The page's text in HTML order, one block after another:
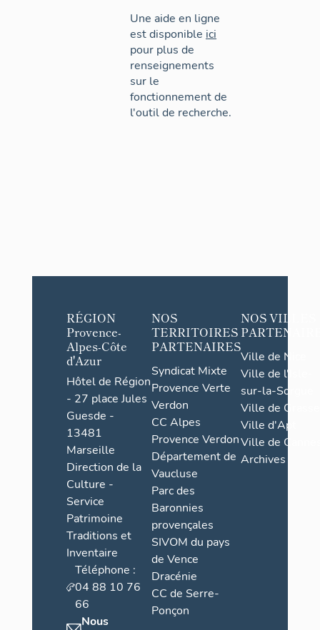
Une aide en ligne
est disponible ici
pour plus de
renseignements
sur le
fonctionnement de
l'outil de recherche.
RÉGION
Provence-
Alpes-Côte
d'Azur
Hôtel de Région
- 27 place Jules
Guesde -
13481
Marseille
Direction de la
Culture -
Service
Patrimoine
Traditions et
Inventaire
Téléphone :
04 88 10 76
66
Nous
NOS
TERRITOIRES
PARTENAIRES
Syndicat Mixte
Provence Verte
Verdon
CC Alpes
Provence Verdon
Département de
Vaucluse
Parc des
Baronnies
provençales
SIVOM du pays
de Vence
Dracénie
CC de Serre-
Ponçon
NOS VILLES
Ville de Nice
Ville de l'Isle-
sur-la-Sorgue
Ville de Grasse
Ville d'Apt
Ville de
Archives